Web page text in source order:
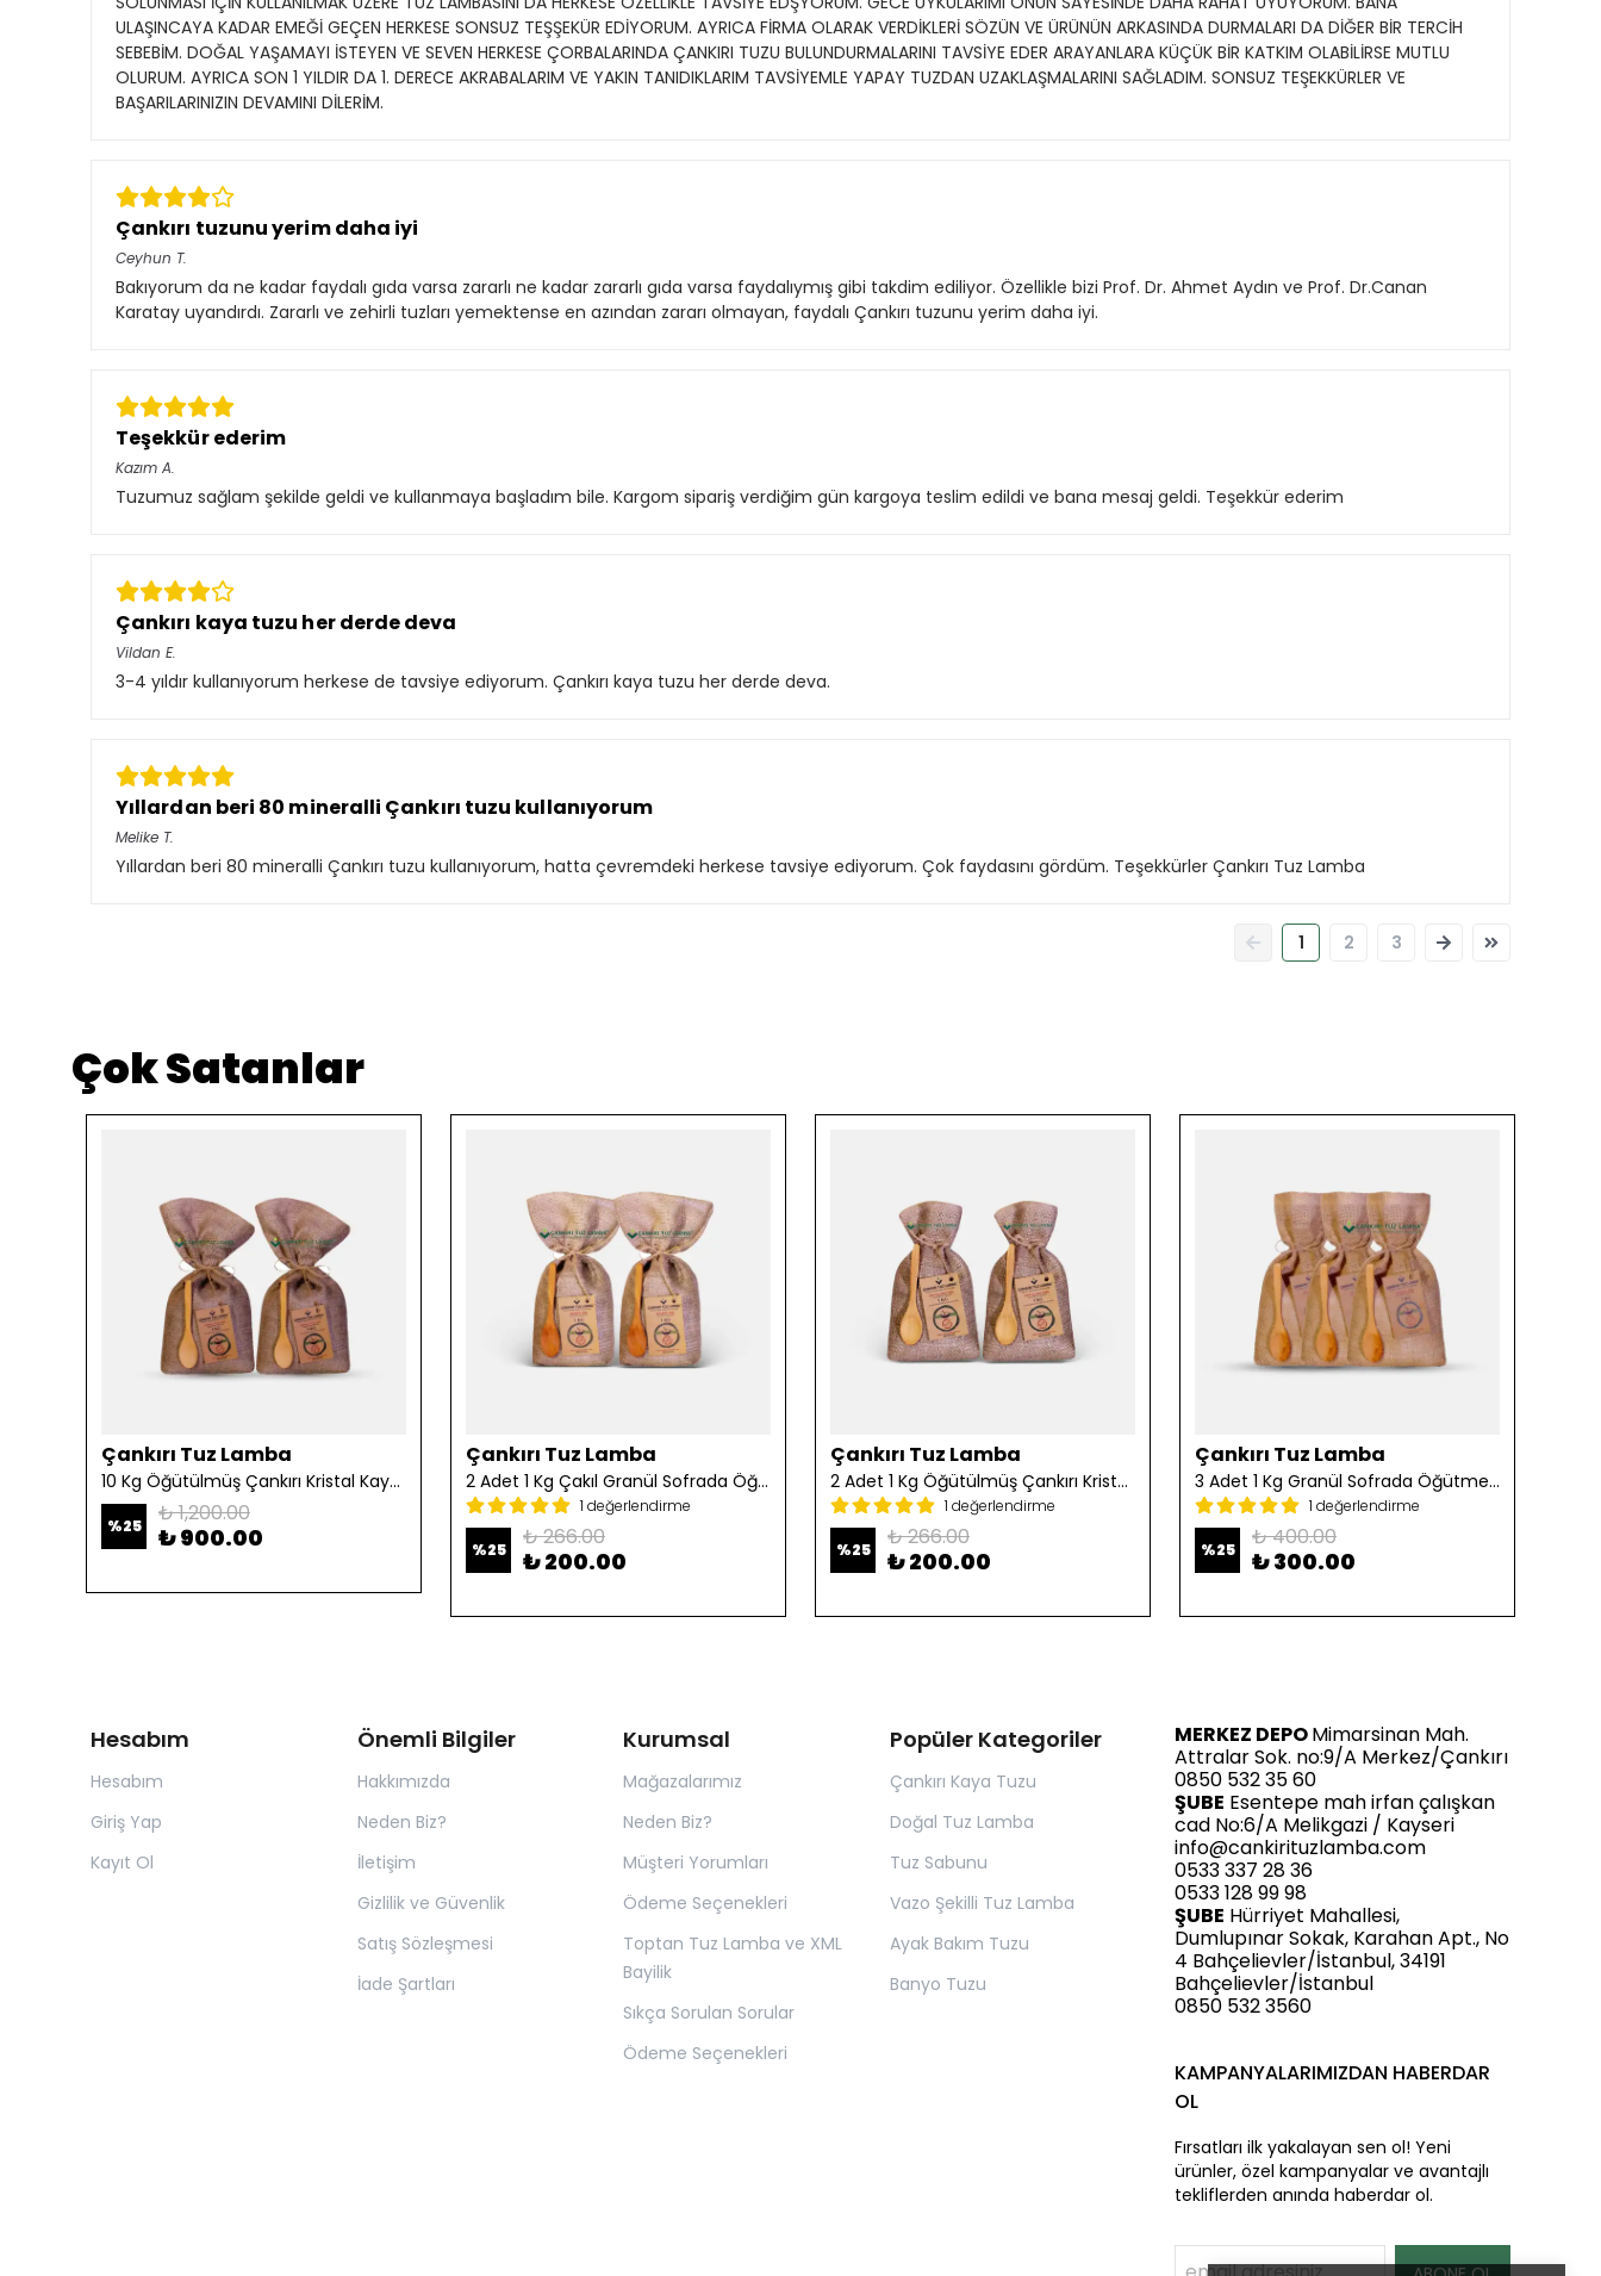
ULAŞINCAYA KADAR EMEĞİ GEÇEN HERKESE SONSUZ TEŞŞEKÜR EDİYORUM. AYRICA FİRMA OLARAK VERDİKLERİ SÖZÜN VE ÜRÜNÜN ARKASINDA DURMALARI DA DİĞER BİR TERCİH
SEBEBİM. DOĞAL YAŞAMAYI İSTEYEN VE SEVEN HERKESE ÇORBALARINDA ÇANKIRI TUZU BULUNDURMALARINI TAVSİYE EDER ARAYANLARA KÜÇÜK BİR KATKIM OLABİLİRSE MUTLU
OLURUM. AYRICA SON 1 YILDIR DA 1. DERECE AKRABALARIM VE YAKIN TANIDIKLARIM TAVSİYEMLE YAPAY TUZDAN UZAKLAŞMALARINI SAĞLADIM. SONSUZ TEŞEKKÜRLER VE
BAŞARILARINIZIN DEVAMINI DİLERİM.
Çankırı tuzunu yerim daha iyi
Ceyhun T.
Bakıyorum da ne kadar faydalı gıda varsa zararlı ne kadar zararlı gıda varsa faydalıymış gibi takdim ediliyor. Özellikle bizi Prof. Dr. Ahmet Aydın ve Prof. Dr.Canan
Karatay uyandırdı. Zararlı ve zehirli tuzları yemektense en azından zararı olmayan, faydalı Çankırı tuzunu yerim daha iyi.
Teşekkür ederim
Kazım A.
Tuzumuz sağlam şekilde geldi ve kullanmaya başladım bile. Kargom sipariş verdiğim gün kargoya teslim edildi ve bana mesaj geldi. Teşekkür ederim
Çankırı kaya tuzu her derde deva
Vildan E.
3-4 yıldır kullanıyorum herkese de tavsiye ediyorum. Çankırı kaya tuzu her derde deva.
Yıllardan beri 80 mineralli Çankırı tuzu kullanıyorum
Melike T.
Yıllardan beri 80 mineralli Çankırı tuzu kullanıyorum, hatta çevremdeki herkese tavsiye ediyorum. Çok faydasını gördüm. Teşekkürler Çankırı Tuz Lamba
1 2 3
Çok Satanlar
Çankırı Tuz Lamba
10 Kg Öğütülmüş Çankırı Kristal Kaya Tuzu
%25 ₺ 1,200.00
₺ 900.00
Çankırı Tuz Lamba
2 Adet 1 Kg Çakıl Granül Sofrada Öğütme Tuzu
1 değerlendirme
%25 ₺ 266.00
₺ 200.00
Çankırı Tuz Lamba
2 Adet 1 Kg Öğütülmüş Çankırı Kristal Kaya Tuzu
1 değerlendirme
%25 ₺ 266.00
₺ 200.00
Çankırı Tuz Lamba
3 Adet 1 Kg Granül Sofrada Öğütme Tuzu
1 değerlendirme
%25 ₺ 400.00
₺ 300.00
Hesabım
Hesabım
Giriş Yap
Kayıt Ol
Önemli Bilgiler
Hakkımızda
Neden Biz?
İletişim
Gizlilik ve Güvenlik
Satış Sözleşmesi
İade Şartları
Kurumsal
Mağazalarımız
Neden Biz?
Müşteri Yorumları
Ödeme Seçenekleri
Toptan Tuz Lamba ve XML
Bayilik
Sıkça Sorulan Sorular
Ödeme Seçenekleri
Popüler Kategoriler
Çankırı Kaya Tuzu
Doğal Tuz Lamba
Tuz Sabunu
Vazo Şekilli Tuz Lamba
Ayak Bakım Tuzu
Banyo Tuzu
MERKEZ DEPOMimarsinan Mah.
Attralar Sok. no:9/A Merkez/Çankırı
0850 532 35 60
ŞUBE Esentepe mah irfan çalışkan
cad No:6/A Melikgazi / Kayseri
info@cankirituzlamba.com
0533 337 28 36
0533 128 99 98
ŞUBE Hürriyet Mahallesi,
Dumlupınar Sokak, Karahan Apt., No
4 Bahçelievler/İstanbul, 34191
Bahçelievler/İstanbul
0850 532 3560
KAMPANYALARIMIZDAN HABERDAR
OL
Fırsatları ilk yakalayan sen ol! Yeni
ürünler, özel kampanyalar ve avantajlı
tekliflerden anında haberdar ol.